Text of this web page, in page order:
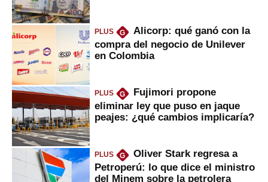
PLUS G
Alicorp: qué ganó con la
compra del negocio de Unilever
en Colombia
PLUS G
Fujimori propone
eliminar ley que puso en jaque
peajes: ¿qué cambios implicaría?
PLUS G
Oliver Stark regresa a
Petroperú: lo que dice el ministro
del Minem sobre la petrolera